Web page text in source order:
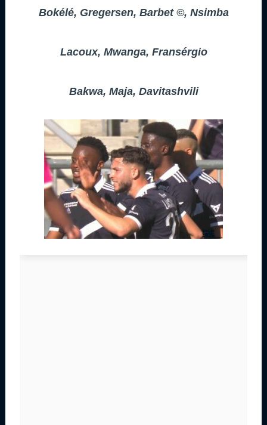
Bokélé, Gregersen, Barbet ©, Nsimba
Lacoux, Mwanga, Fransérgio
Bakwa, Maja, Davitashvili